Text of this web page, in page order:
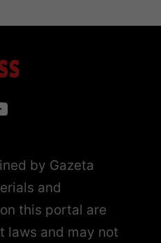
by Gazeta
and
this portal are
laws and may not